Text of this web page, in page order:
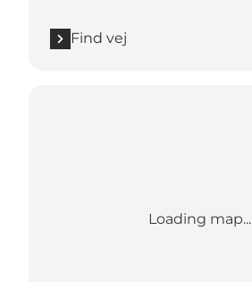
Find vej
Loading map...